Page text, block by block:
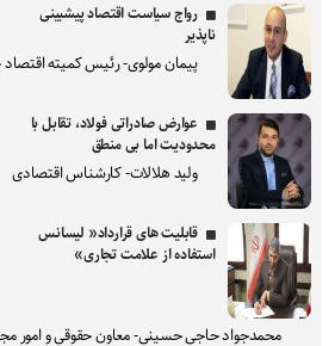
رواج سیاست اقتصاد پیشبینی
ناپذیر
پیمان مولوی- رئیس کمیته اقتصاد
عوارض صادراتی فولاد، تقابل با
محدودیت اما بی منطق
ولید هلالات- کارشناس اقتصادی
قابلیت های قرارداد« لیسانس
استفاده از علامت تجاری»
محمدجواد حاجی حسینی- معاون حقوقی و امور